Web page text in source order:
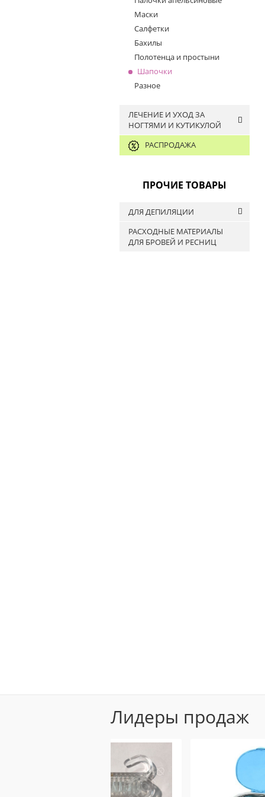
смахивания опила
Очки для мастера
Контейнера для хранения
Маски
Салфетки
Бахилы
Полотенца и простыни
Шапочки
Разное
ЛЕЧЕНИЕ И УХОД ЗА
НОГТЯМИ И КУТИКУЛОЙ
ПАРАФИНОТЕРАПИЯ
кутикулы
РАСПРОДАЖА
ПРОЧИЕ ТОВАРЫ
ДЛЯ ДЕПИЛЯЦИИ
Воскоплавы
РАСХОДНЫЕ МАТЕРИАЛЫ
ДЛЯ БРОВЕЙ И РЕСНИЦ
Лидеры продаж